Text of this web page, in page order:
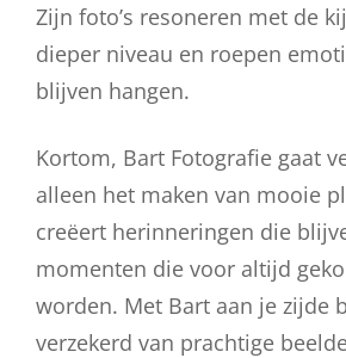
Zijn foto’s resoneren met de
dieper niveau en roepen
blijven hangen.
Kortom, Bart Fotografie gaat
alleen het maken van mooie
creëert herinneringen die
momenten die voor altijd
worden. Met Bart aan je zijde
verzekerd van prachtige